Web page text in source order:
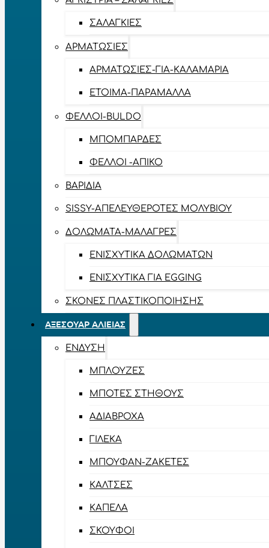
ΣΑΛΑΓΚΙΈΣ
ΑΡΜΑΤΩΣΙΈΣ
ΑΡΜΑΤΩΣΙΈΣ-ΓΙΑ-ΚΑΛΑΜΆΡΙΑ
ΈΤΟΙΜΑ-ΠΑΡΆΜΑΛΛΑ
ΦΕΛΛΟΊ-BULDO
ΜΠΟΜΠΆΡΔΕΣ
ΦΕΛΛΟΊ -ΑΠΊΚΟ
ΒΑΡΊΔΙΑ
SISSY-ΑΠΕΛΕΥΘΕΡΟΤΈΣ ΜΟΛΥΒΙΟΎ
ΔΟΛΏΜΑΤΑ-ΜΑΛΆΓΡΕΣ
ΕΝΙΣΧΥΤΙΚΆ ΔΟΛΩΜΆΤΩΝ
ΕΝΙΣΧΥΤΙΚΆ ΓΙΑ EGGING
ΣΚΌΝΕΣ ΠΛΑΣΤΙΚΟΠΟΊΗΣΗΣ
ΑΞΕΣΟΥΆΡ ΑΛΙΕΊΑΣ
ΈΝΔΥΣΗ
ΜΠΛΟΎΖΕΣ
ΜΠΌΤΕΣ ΣΤΉΘΟΥΣ
ΑΔΙΆΒΡΟΧΑ
ΓΙΛΈΚΑ
ΜΠΟΥΦΆΝ-ΖΑΚΈΤΕΣ
ΚΆΛΤΣΕΣ
ΚΑΠΈΛΑ
ΣΚΟΎΦΟΙ